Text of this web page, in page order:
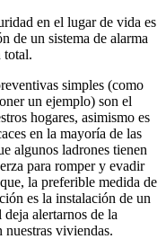
en el lugar de vida es
de un sistema de alarma
total.
simples (como
un ejemplo) son el
hogares, asimismo es
en la mayoría de las
algunos ladrones tienen
para romper y evadir
la preferible medida de
es la instalación de un
alertarnos de la
nuestras viviendas.